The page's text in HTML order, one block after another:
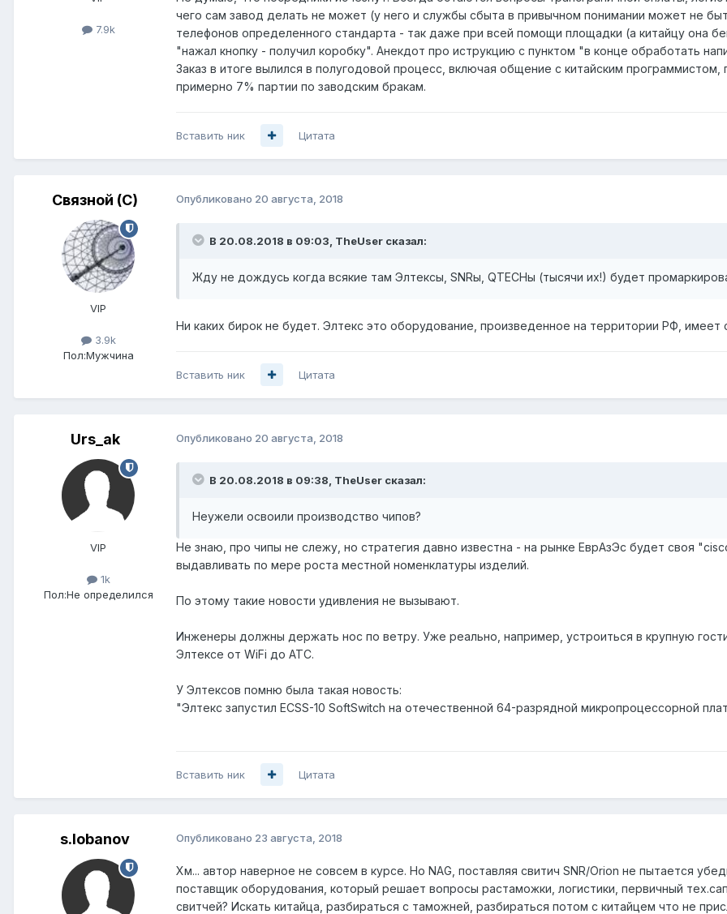
7.9k
чего сам завод делать не может (у него и службы сбыта в привычном понимании может не
телефонов определенного стандарта - так даже при всей помощи площадки (а китайцу она
"нажал кнопку - получил коробку". Анекдот про иструкцию с пунктом "в конце обработать
Заказ в итоге вылился в полугодовой процесс, включая общение с китайским
примерно 7% партии по заводским бракам.
Вставить ник Цитата
Связной (С)
VIP
3.9k
Пол:Мужчина
Опубликовано 20 августа, 2018
В 20.08.2018 в 09:03, TheUser сказал:
Жду не дождусь когда всякие там Элтексы, SNRы, QTECHы (тысячи их!) будет
Ни каких бирок не будет. Элтекс это оборудование, произведенное на территории РФ,
Вставить ник Цитата
Urs_ak
VIP
1k
Пол:Не определился
Опубликовано 20 августа, 2018
В 20.08.2018 в 09:38, TheUser сказал:
Неужели освоили производство чипов?
Не знаю, про чипы не слежу, но стратегия давно известна - на рынке ЕврАзЭс будет своя
выдавливать по мере роста местной номенклатуры изделий.
По этому такие новости удивления не вызывают.
Инженеры должны держать нос по ветру. Уже реально, например, устроиться в крупную
Элтексе от WiFi до АТС.
У Элтексов помню была такая новость:
"Элтекс запустил ECSS-10 SoftSwitch на отечественной 64-разрядной микропроцессорной
Вставить ник Цитата
s.lobanov Опубликовано 23 августа, 2018
Хм... автор наверное не совсем в курсе. Но NAG, поставляя свитич SNR/Orion не пытается
поставщик оборудования, который решает вопросы растаможки, логистики, первичный
свитчей? Искать китайца, разбираться с таможней, разбираться потом с китайцем что не